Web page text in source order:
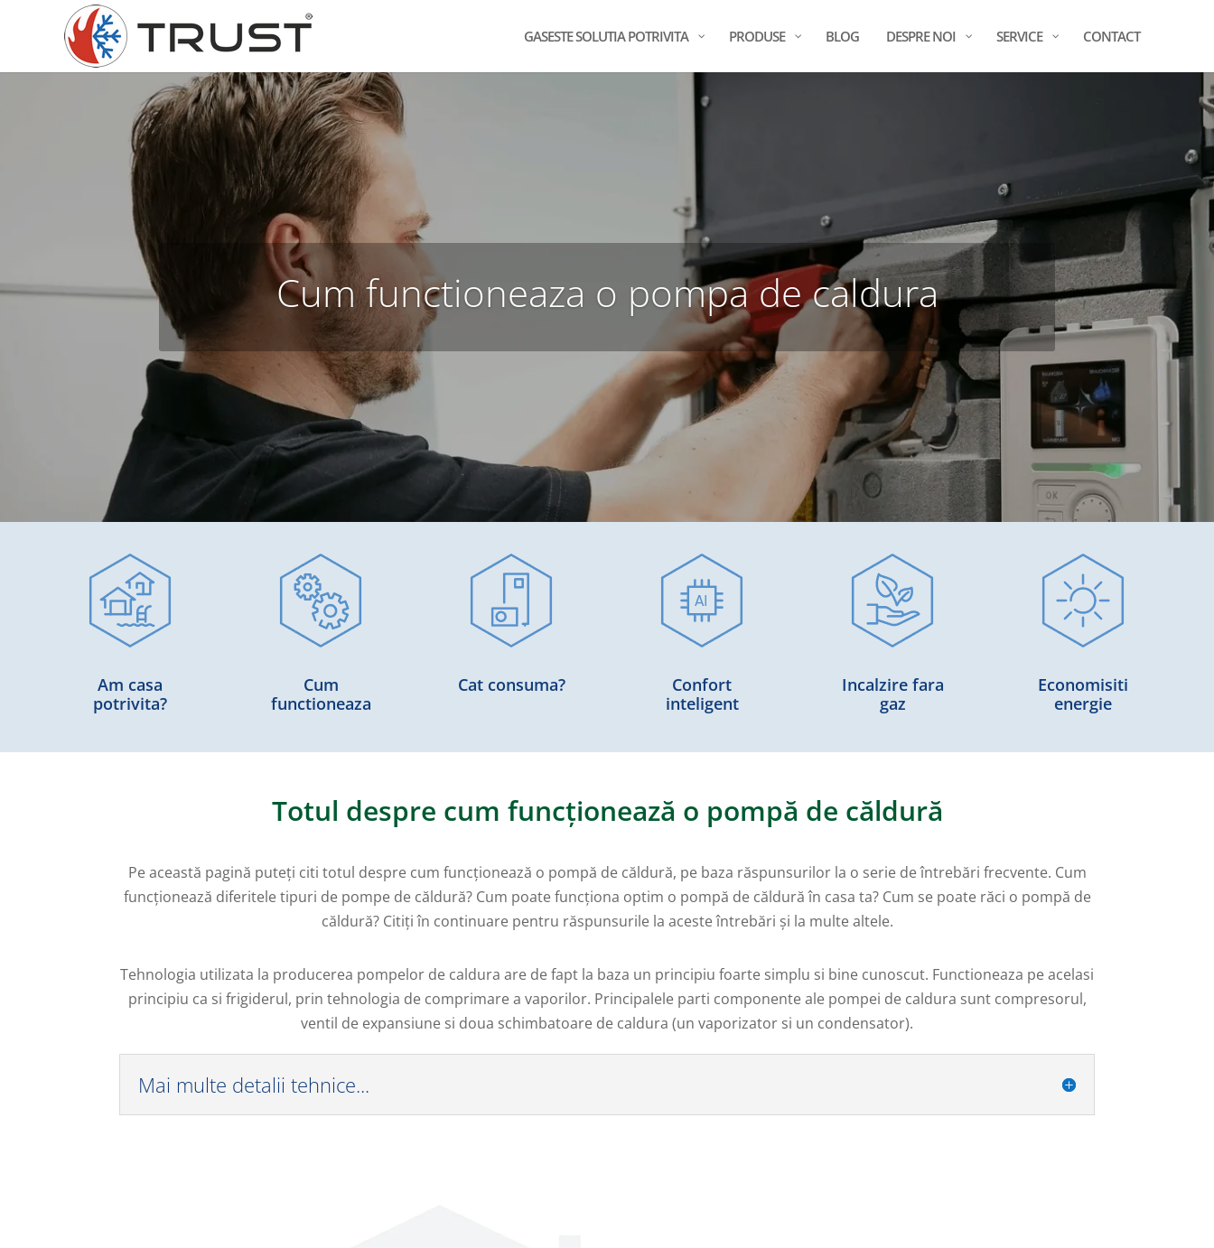
GASESTE SOLUTIA POTRIVITA PRODUSE BLOG DESPRE NOI SERVICE CONTACT
Cum functioneaza o pompa de caldura
Am casa
potrivita?
Cum
functioneaza
Cat consuma?
Confort
inteligent
Incalzire fara
gaz
Economisiti
energie
Totul despre cum funcționează o pompă de căldură
Pe această pagină puteți citi totul despre cum funcționează o pompă de căldură, pe baza răspunsurilor la o serie de întrebări frecvente. Cum
funcționează diferitele tipuri de pompe de căldură? Cum poate funcționa optim o pompă de căldură în casa ta? Cum se poate răci o pompă de
căldură? Citiți în continuare pentru răspunsurile la aceste întrebări și la multe altele.
Tehnologia utilizata la producerea pompelor de caldura are de fapt la baza un principiu foarte simplu si bine cunoscut. Functioneaza pe acelasi
principiu ca si frigiderul, prin tehnologia de comprimare a vaporilor. Principalele parti componente ale pompei de caldura sunt compresorul,
ventil de expansiune si doua schimbatoare de caldura (un vaporizator si un condensator).
Mai multe detalii tehnice...